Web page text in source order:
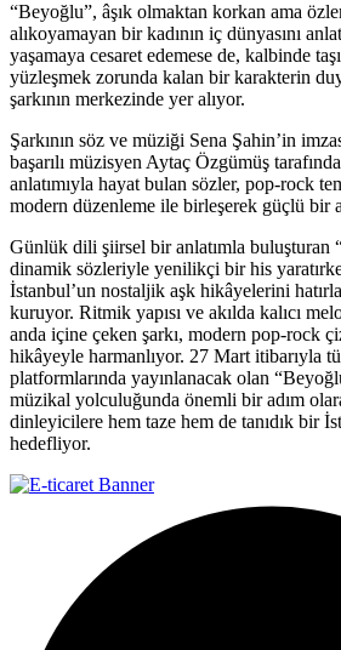
“Beyoğlu”, âşık olmaktan korkan ama
alıkoyamayan bir kadının iç dünyasını
yaşamaya cesaret edemese de, kalbinde
yüzleşmek zorunda kalan bir karakterin
şarkının merkezinde yer alıyor.
Şarkının söz ve müziği Sena Şahin’in
başarılı müzisyen Aytaç Özgümüş
anlatımıyla hayat bulan sözler, pop-rock
modern düzenleme ile birleşerek güçlü bir
Günlük dili şiirsel bir anlatımla buluşturan
dinamik sözleriyle yenilikçi bir his
İstanbul’un nostaljik aşk hikâyelerini
kuruyor. Ritmik yapısı ve akılda kalıcı
anda içine çeken şarkı, modern pop-rock
hikâyeyle harmanlıyor. 27 Mart itibarıyla
platformlarında yayınlanacak olan
müzikal yolculuğunda önemli bir adım
dinleyicilere hem taze hem de tanıdık bir
hedefliyor.